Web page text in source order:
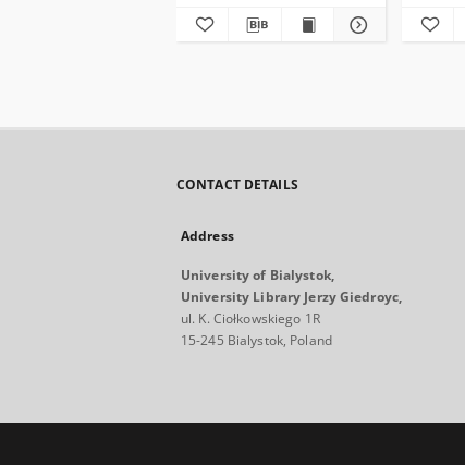
CONTACT DETAILS
Address
University of Bialystok,
University Library Jerzy Giedroyc,
ul. K. Ciołkowskiego 1R
15-245 Bialystok, Poland